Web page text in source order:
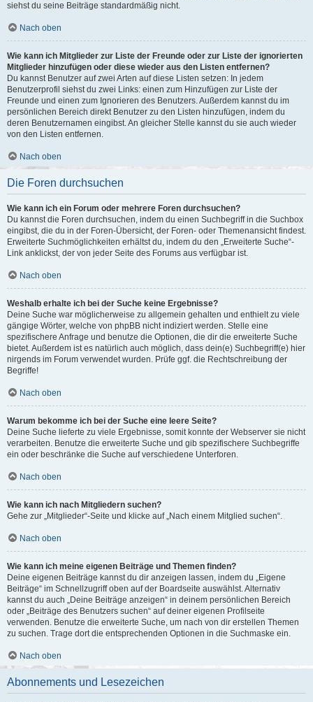
siehst du seine Beiträge standardmäßig nicht.
Nach oben
Wie kann ich Mitglieder zur Liste der Freunde oder zur Liste der ignorierten
Mitglieder hinzufügen oder diese wieder aus den Listen entfernen?
Du kannst Benutzer auf zwei Arten auf diese Listen setzen: In jedem
Benutzerprofil siehst du zwei Links: einen zum Hinzufügen zur Liste der
Freunde und einen zum Ignorieren des Benutzers. Außerdem kannst du im
persönlichen Bereich direkt Benutzer zu den Listen hinzufügen, indem du
deren Benutzernamen eingibst. An gleicher Stelle kannst du sie auch wieder
von den Listen entfernen.
Nach oben
Die Foren durchsuchen
Wie kann ich ein Forum oder mehrere Foren durchsuchen?
Du kannst die Foren durchsuchen, indem du einen Suchbegriff in die Suchbox
eingibst, die du in der Foren-Übersicht, der Foren- oder Themenansicht findest.
Erweiterte Suchmöglichkeiten erhältst du, indem du den „Erweiterte Suche“-
Link anklickst, der von jeder Seite des Forums aus verfügbar ist.
Nach oben
Weshalb erhalte ich bei der Suche keine Ergebnisse?
Deine Suche war möglicherweise zu allgemein gehalten und enthielt zu viele
gängige Wörter, welche von phpBB nicht indiziert werden. Stelle eine
spezifischere Anfrage und benutze die Optionen, die dir die erweiterte Suche
bietet. Außerdem ist es natürlich auch möglich, dass dein(e) Suchbegriff(e) hier
nirgends im Forum verwendet wurden. Prüfe ggf. die Rechtschreibung der
Begriffe!
Nach oben
Warum bekomme ich bei der Suche eine leere Seite?
Deine Suche lieferte zu viele Ergebnisse, somit konnte der Webserver sie nicht
verarbeiten. Benutze die erweiterte Suche und gib spezifischere Suchbegriffe
ein oder beschränke die Suche auf verschiedene Unterforen.
Nach oben
Wie kann ich nach Mitgliedern suchen?
Gehe zur „Mitglieder“-Seite und klicke auf „Nach einem Mitglied suchen“.
Nach oben
Wie kann ich meine eigenen Beiträge und Themen finden?
Deine eigenen Beiträge kannst du dir anzeigen lassen, indem du „Eigene
Beiträge“ im Schnellzugriff oben auf der Boardseite auswählst. Alternativ
kannst du auch „Deine Beiträge anzeigen“ in deinem persönlichen Bereich
oder „Beiträge des Benutzers suchen“ auf deiner eigenen Profilseite
verwenden. Benutze die erweiterte Suche, um nach von dir erstellen Themen
zu suchen. Trage dort die entsprechenden Optionen in die Suchmaske ein.
Nach oben
Abonnements und Lesezeichen